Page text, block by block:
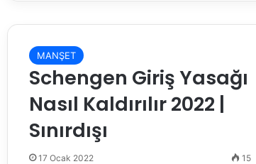
MANŞET
Schengen Giriş Yasağı
Nasıl Kaldırılır 2022 |
Sınırdışı
17 Ocak 2022 15